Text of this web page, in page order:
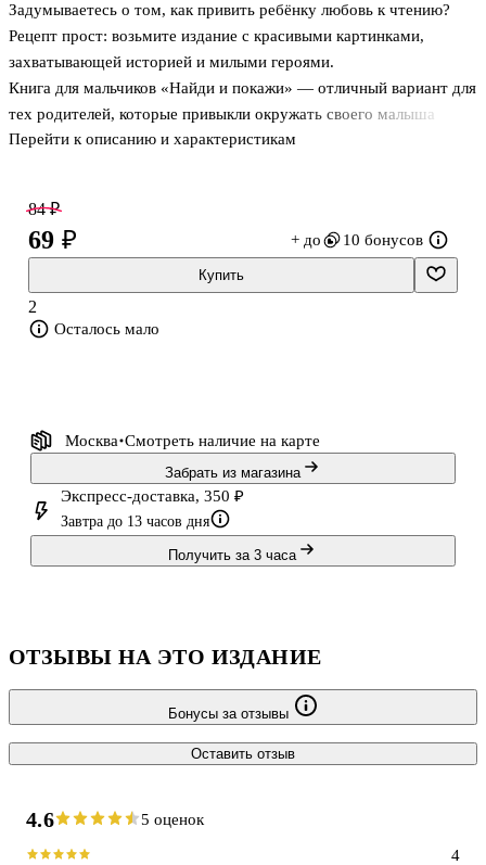
Задумываетесь о том, как привить ребёнку любовь к чтению?
Рецепт прост: возьмите издание с красивыми картинками,
захватывающей историей и милыми героями.
Книга для мальчиков «Найди и покажи» — отличный вариант для
тех родителей, которые привыкли окружать своего малыша
только лучшими и качественными вещами. За такой книжкой ваш
Перейти к описанию и характеристикам
84 ₽
69 ₽ + до 10 бонусов
Купить
2
Осталось мало
Москва Смотреть наличие на карте
Забрать из магазина
Экспресс-доставка, 350 ₽
Завтра до 13 часов дня
Получить за 3 часа
ОТЗЫВЫ НА ЭТО ИЗДАНИЕ
Бонусы за отзывы
Оставить отзыв
4.6 5 оценок
4